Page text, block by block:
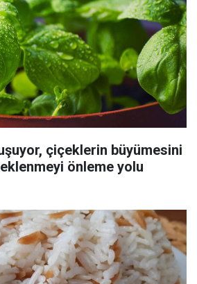
çiçeklerin büyümesini
önleme yolu